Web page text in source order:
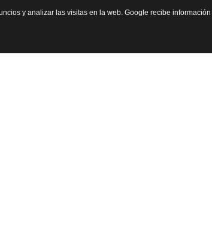
y analizar las visitas en la web. Google recibe